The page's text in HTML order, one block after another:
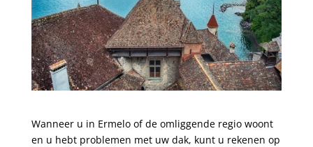
Wanneer u in Ermelo of de omliggende regio woont
en u hebt problemen met uw dak, kunt u rekenen op